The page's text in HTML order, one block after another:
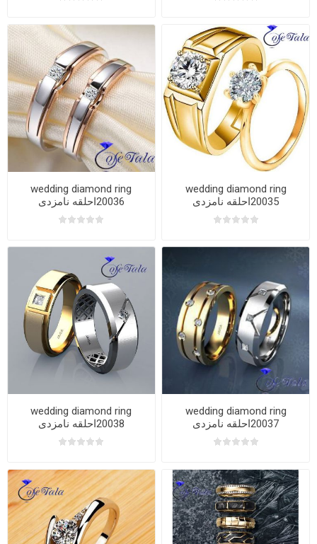
wedding diamond ring
20035احلقه نامزدی
wedding diamond ring
20036احلقه نامزدی
wedding diamond ring
20037احلقه نامزدی
wedding diamond ring
20038احلقه نامزدی